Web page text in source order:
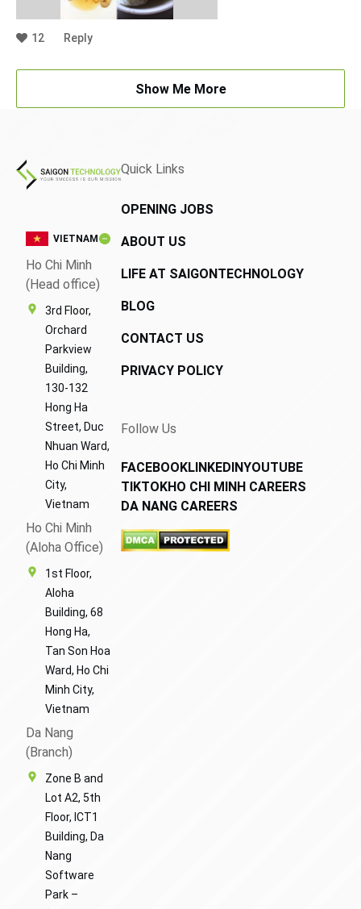
12 Reply
Show Me More
VIETNAM
Ho Chi Minh
(Head office)
3rd Floor,
Orchard
Parkview
Building,
130-132
Hong Ha
Street, Duc
Nhuan Ward,
Ho Chi Minh
City,
Vietnam
Ho Chi Minh
(Aloha Office)
1st Floor,
Aloha
Building, 68
Hong Ha,
Tan Son Hoa
Ward, Ho Chi
Minh City,
Vietnam
Da Nang
(Branch)
Zone B and
Lot A2, 5th
Floor, ICT1
Building, Da
Nang
Software
Park –
Quick Links
OPENING JOBS
ABOUT US
LIFE AT SAIGONTECHNOLOGY
BLOG
CONTACT US
PRIVACY POLICY
Follow Us
FACEBOOKLINKEDINYOUTUBE
TIKTOKHO CHI MINH CAREERS
DA NANG CAREERS